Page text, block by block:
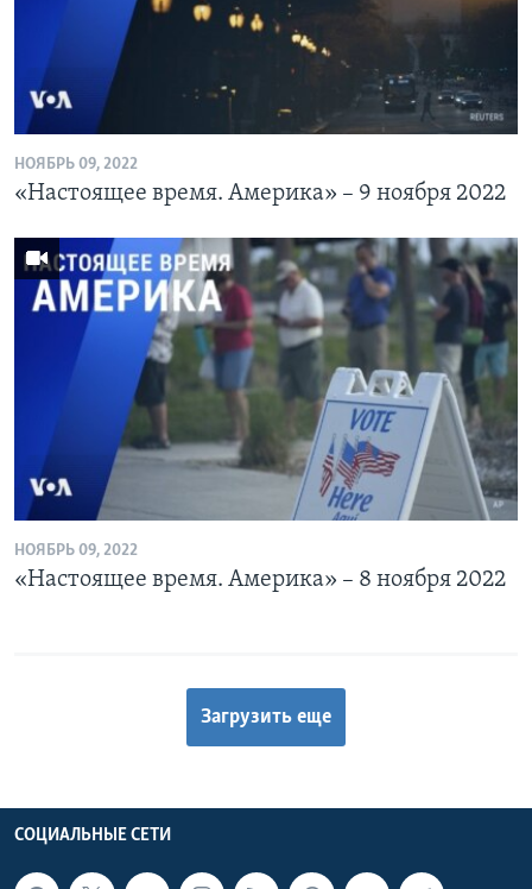
НОЯБРЬ 09, 2022
«Настоящее время. Америка» – 9 ноября 2022
НОЯБРЬ 09, 2022
«Настоящее время. Америка» – 8 ноября 2022
Загрузить еще
СОЦИАЛЬНЫЕ СЕТИ